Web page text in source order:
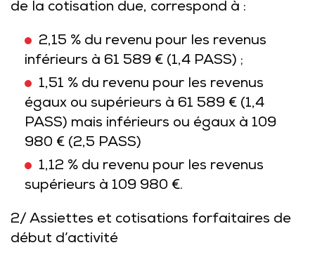
de la cotisation due, correspond à :
2,15 % du revenu pour les revenus
inférieurs à 61 589 € (1,4 PASS) ;
1,51 % du revenu pour les revenus
égaux ou supérieurs à 61 589 € (1,4
PASS) mais inférieurs ou égaux à 109
980 € (2,5 PASS)
1,12 % du revenu pour les revenus
supérieurs à 109 980 €.
2/ Assiettes et cotisations forfaitaires de
début d’activité